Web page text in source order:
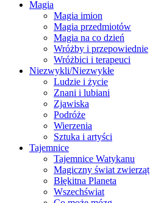
Magia
Magia imion
Magia przedmiotów
Magia na co dzień
Wróżby i przepowiednie
Wróżbici i terapeuci
Niezwykli/Niezwykłe
Ludzie i życie
Znani i lubiani
Zjawiska
Podróże
Wierzenia
Sztuka i artyści
Tajemnice
Tajemnice Watykanu
Magiczny świat zwierząt
Błękitna Planeta
Wszechświat